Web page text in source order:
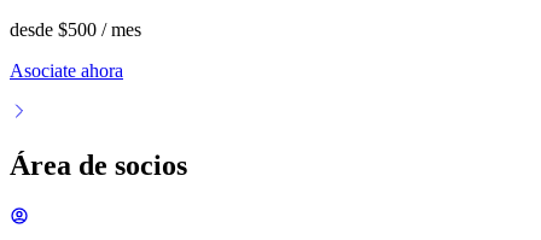
desde $500 / mes
Asociate ahora
Área de socios